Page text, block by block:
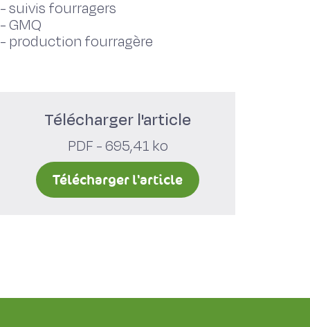
-suivis fourragers
-GMQ
- production fourragère
Télécharger l'article
PDF - 695,41 ko
Télécharger l'article